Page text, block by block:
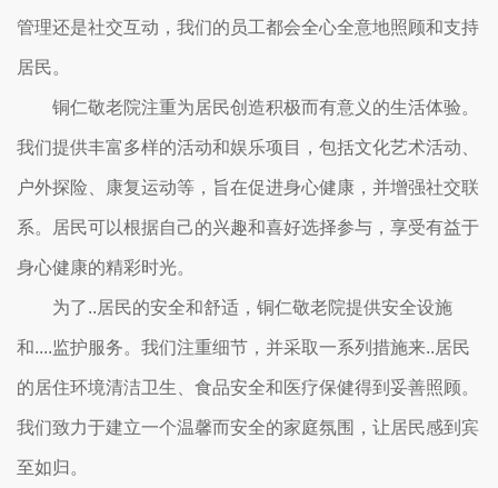
管理还是社交互动，我们的员工都会全心全意地照顾和支持
居民。
铜仁敬老院注重为居民创造积极而有意义的生活体验。
我们提供丰富多样的活动和娱乐项目，包括文化艺术活动、
户外探险、康复运动等，旨在促进身心健康，并增强社交联
系。居民可以根据自己的兴趣和喜好选择参与，享受有益于
身心健康的精彩时光。
为了..居民的安全和舒适，铜仁敬老院提供安全设施
和....监护服务。我们注重细节，并采取一系列措施来..居民
的居住环境清洁卫生、食品安全和医疗保健得到妥善照顾。
我们致力于建立一个温馨而安全的家庭氛围，让居民感到宾
至如归。